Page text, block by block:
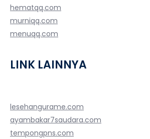
hematqq.com
murniqq.com
menuqq.com
LINK LAINNYA
lesehangurame.com
ayambakar7saudara.com
tempongpns.com